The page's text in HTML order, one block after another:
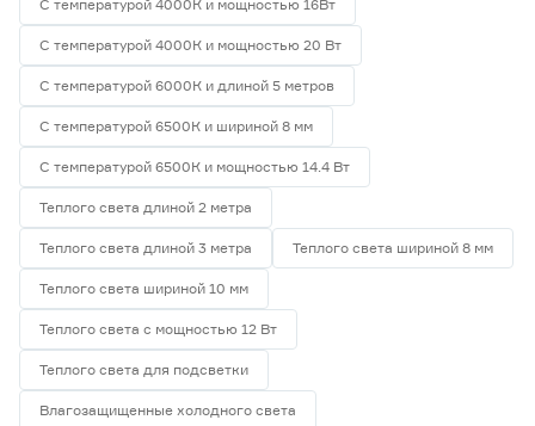
С температурой 4000К и мощностью 16Вт
С температурой 4000К и мощностью 20 Вт
С температурой 6000К и длиной 5 метров
С температурой 6500К и шириной 8 мм
С температурой 6500К и мощностью 14.4 Вт
Теплого света длиной 2 метра
Теплого света длиной 3 метра Теплого света шириной 8 мм
Теплого света шириной 10 мм
Теплого света с мощностью 12 Вт
Теплого света для подсветки
Влагозащищенные холодного света